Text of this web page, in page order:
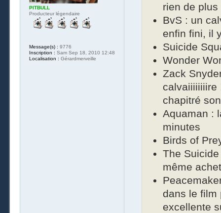
rien de plus
BvS : un
enfin fini, il
Suicide
Wonder
Zack
calvaiiiiiiiire
chapitré
Aquaman :
minutes
Birds of
The
même
dans le film
excellente
PITBULL
Producteur légendaire
Message(s) : 9776
Inscription : Sam Sep 18, 2010 12:48
Localisation : Gérardmerveille